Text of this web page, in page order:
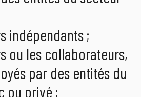
indépendants ;
ou les collaborateurs,
par des entités du
ou privé ;